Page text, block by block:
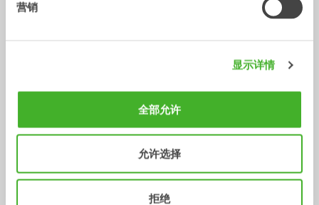
营销
显示详情
全部允许
允许选择
拒绝
10-13